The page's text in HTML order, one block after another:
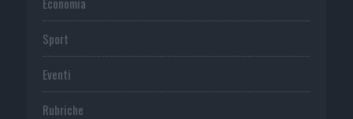
Sport
Eventi
Rubriche